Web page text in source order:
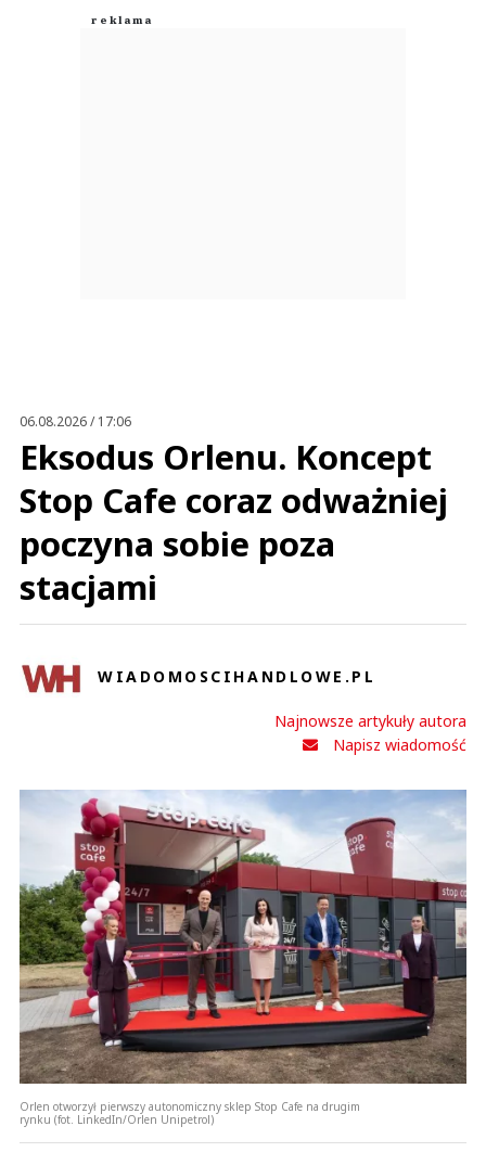
06.08.2026 / 17:06
Eksodus Orlenu. Koncept
Stop Cafe coraz odważniej
poczyna sobie poza
stacjami
WIADOMOSCIHANDLOWE.PL
Najnowsze artykuły autora
Napisz wiadomość
Orlen otworzył pierwszy autonomiczny sklep Stop Cafe na drugim
rynku (fot. LinkedIn/Orlen Unipetrol)